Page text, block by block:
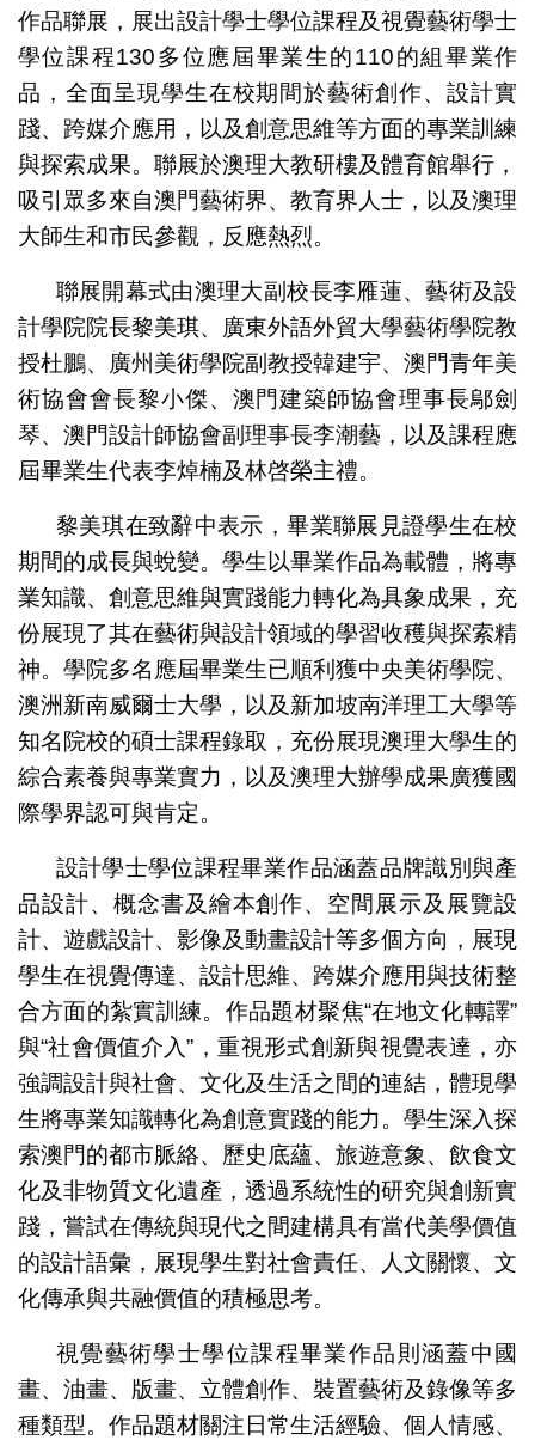
作品聯展，展出設計學士學位課程及視覺藝術學士
學位課程130多位應屆畢業生的110的組畢業作
品，全面呈現學生在校期間於藝術創作、設計實
踐、跨媒介應用，以及創意思維等方面的專業訓練
與探索成果。聯展於澳理大教研樓及體育館舉行，
吸引眾多來自澳門藝術界、教育界人士，以及澳理
大師生和市民參觀，反應熱烈。
聯展開幕式由澳理大副校長李雁蓮、藝術及設
計學院院長黎美琪、廣東外語外貿大學藝術學院教
授杜鵬、廣州美術學院副教授韓建宇、澳門青年美
術協會會長黎小傑、澳門建築師協會理事長鄔劍
琴、澳門設計師協會副理事長李潮藝，以及課程應
屆畢業生代表李焯楠及林啓榮主禮。
黎美琪在致辭中表示，畢業聯展見證學生在校
期間的成長與蛻變。學生以畢業作品為載體，將專
業知識、創意思維與實踐能力轉化為具象成果，充
份展現了其在藝術與設計領域的學習收穫與探索精
神。學院多名應屆畢業生已順利獲中央美術學院、
澳洲新南威爾士大學，以及新加坡南洋理工大學等
知名院校的碩士課程錄取，充份展現澳理大學生的
綜合素養與專業實力，以及澳理大辦學成果廣獲國
際學界認可與肯定。
設計學士學位課程畢業作品涵蓋品牌識別與產
品設計、概念書及繪本創作、空間展示及展覽設
計、遊戲設計、影像及動畫設計等多個方向，展現
學生在視覺傳達、設計思維、跨媒介應用與技術整
合方面的紮實訓練。作品題材聚焦“在地文化轉譯”
與“社會價值介入”，重視形式創新與視覺表達，亦
強調設計與社會、文化及生活之間的連結，體現學
生將專業知識轉化為創意實踐的能力。學生深入探
索澳門的都市脈絡、歷史底蘊、旅遊意象、飲食文
化及非物質文化遺產，透過系統性的研究與創新實
踐，嘗試在傳統與現代之間建構具有當代美學價值
的設計語彙，展現學生對社會責任、人文關懷、文
化傳承與共融價值的積極思考。
視覺藝術學士學位課程畢業作品則涵蓋中國
畫、油畫、版畫、立體創作、裝置藝術及錄像等多
種類型。作品題材關注日常生活經驗、個人情感、